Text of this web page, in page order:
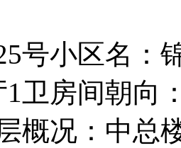
号小区名：
卫房间朝向
概况：中总